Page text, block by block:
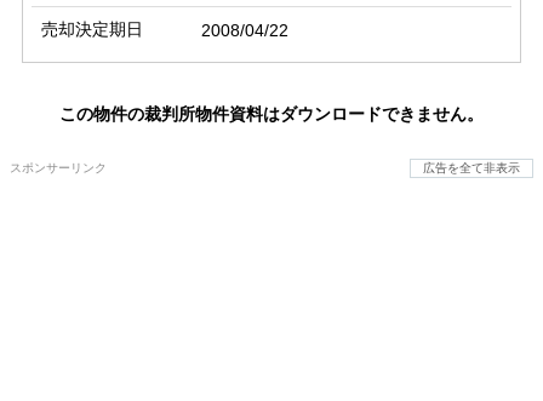
売却決定期日 2008/04/22
この物件の裁判所物件資料はダウンロードできません。
スポンサーリンク 広告を全て非表示